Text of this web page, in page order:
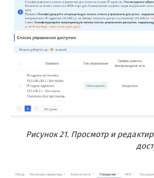
Рисунок 21. Просмотр и